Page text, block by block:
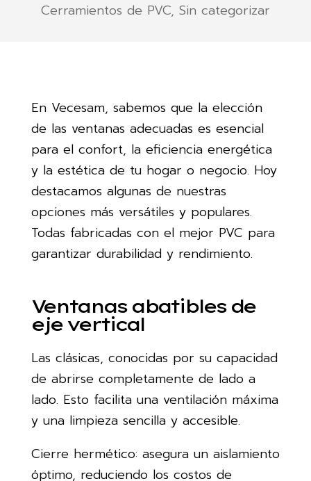
Cerramientos de PVC, Sin categorizar
En Vecesam, sabemos que la elección
de las ventanas adecuadas es esencial
para el confort, la eficiencia energética
y la estética de tu hogar o negocio. Hoy
destacamos algunas de nuestras
opciones más versátiles y populares.
Todas fabricadas con el mejor PVC para
garantizar durabilidad y rendimiento.
Ventanas abatibles de
eje vertical
Las clásicas, conocidas por su capacidad
de abrirse completamente de lado a
lado. Esto facilita una ventilación máxima
y una limpieza sencilla y accesible.
Cierre hermético: asegura un aislamiento
óptimo, reduciendo los costos de